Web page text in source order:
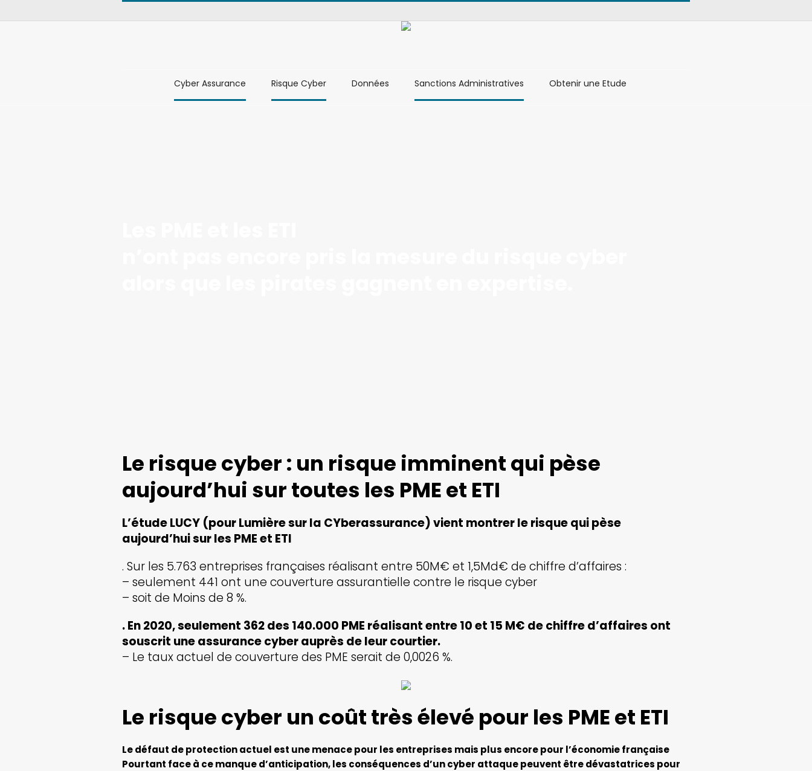
Cyber Assurance Risque Cyber Données Sanctions Administratives Obtenir une Etude
Le risque cyber : un risque imminent qui pèse
aujourd’hui sur toutes les PME et ETI
L’étude LUCY (pour Lumière sur la CYberassurance) vient montrer le risque qui pèse
aujourd’hui sur les PME et ETI
. Sur les 5.763 entreprises françaises réalisant entre 50M€ et 1,5Md€ de chiffre d’affaires :
– seulement 441 ont une couverture assurantielle contre le risque cyber
– soit de Moins de 8 %.
. En 2020, seulement 362 des 140.000 PME réalisant entre 10 et 15 M€ de chiffre d’affaires ont
souscrit une assurance cyber auprès de leur courtier.
– Le taux actuel de couverture des PME serait de 0,0026 %.
Le risque cyber un coût très élevé pour les PME et ETI
Le défaut de protection actuel est une menace pour les entreprises mais plus encore pour l’économie française
Pourtant face à ce manque d’anticipation, les conséquences d’un cyber attaque peuvent être dévastatrices pour